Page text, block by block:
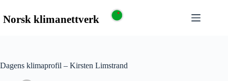
Dagens klimaprofil – Kirsten Limstrand